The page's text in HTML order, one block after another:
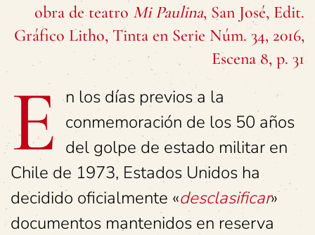
obra de teatro Mi Paulina, San José, Edit.
Gráfico Litho, Tinta en Serie Núm. 34, 2016,
Escena 8, p. 31
E n los días previos a la
conmemoración de los 50 años
del golpe de estado militar en
Chile de 1973, Estados Unidos ha
decidido oficialmente «desclasificar»
documentos mantenidos en reserva